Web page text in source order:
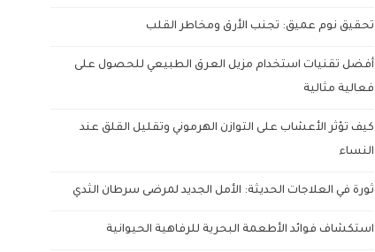
تحقيق نوم عميق: تجنب الأرق ومخاطر القلب
أفضل تقنيات استخدام مزيل العرق الطبيعي للحصول على
فعالية مثالية
كيف تؤثر الأعشاب على التوازن الهرموني وتقليل القلق عند
النساء
ثورة في العلاجات الحديثة: الأمل الجديد لمرضى سرطان الثدي
استكشاف فوائد الأطعمة البحرية للرفاهية الحيوانية